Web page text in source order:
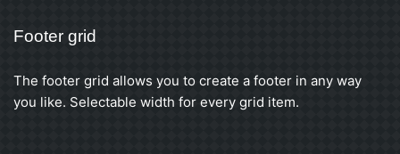
Footer grid
The footer grid allows you to create a footer in any way
you like. Selectable width for every grid item.